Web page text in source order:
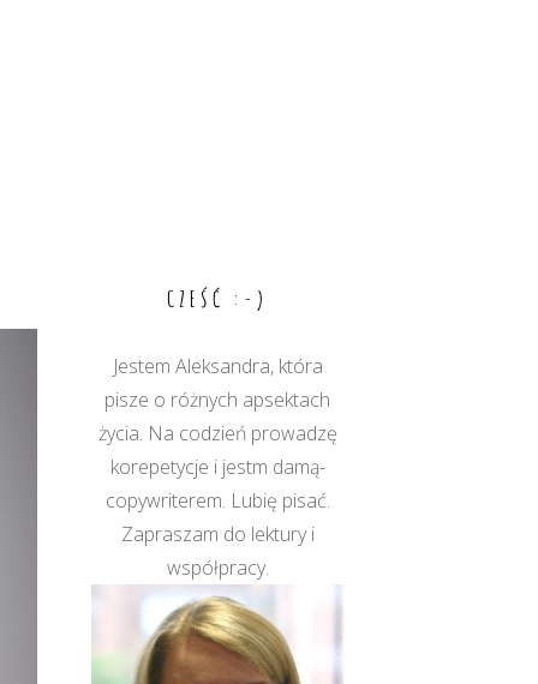
CZEŚĆ :-)
Jestem Aleksandra, która
pisze o różnych apsektach
życia. Na codzień prowadzę
korepetycje i jestm damą-
copywriterem. Lubię pisać.
Zapraszam do lektury i
współpracy.